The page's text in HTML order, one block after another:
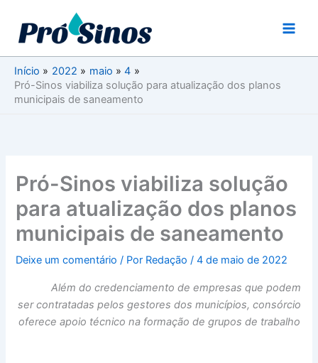
conteúdo
Início
2022 maio
4
Pró-Sinos viabiliza solução para atualização dos planos
municipais de saneamento
Pró-Sinos viabiliza solução
para atualização dos planos
municipais de saneamento
Deixe um comentário / Por Redação/4 de maio de 2022
Além do credenciamento de empresas que podem
ser contratadas pelos gestores dos municípios, consórcio
oferece apoio técnico na formação de grupos de trabalho